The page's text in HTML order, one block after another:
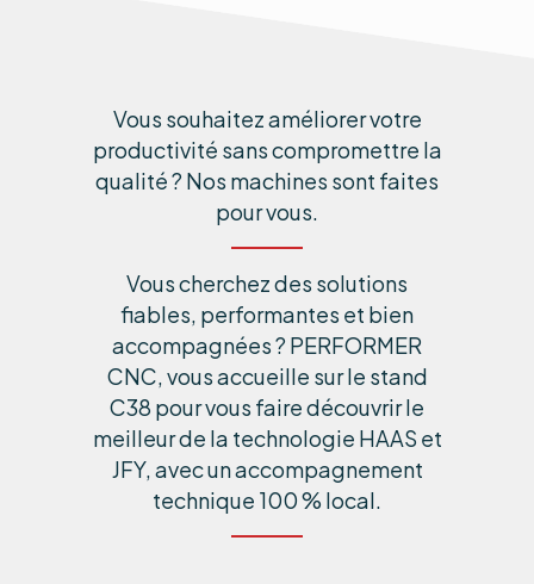
Vous souhaitez améliorer votre
productivité sans compromettre la
qualité ? Nos machines sont faites
pour vous.
Vous cherchez des solutions
fiables, performantes et bien
accompagnées ? PERFORMER
CNC, vous accueille sur le stand
C38 pour vous faire découvrir le
meilleur de la technologie HAAS et
JFY, avec un accompagnement
technique 100 % local.